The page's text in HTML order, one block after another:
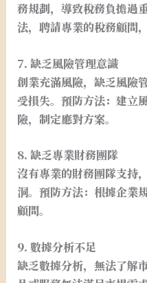
務規劃，導致稅務負擔過
法，聘請專業的稅務顧問
7. 缺乏風險管理意識
創業充滿風險，缺乏風險
受損失。預防方法：建立
險，制定應對方案。
8. 缺乏專業財務團隊
沒有專業的財務團隊支持
洞。預防方法：根據企業
顧問。
9. 數據分析不足
缺乏數據分析，無法了解